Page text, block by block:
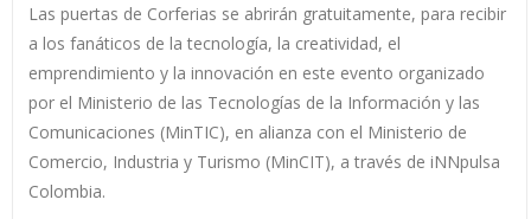
Las puertas de Corferias se abrirán gratuitamente, para recibir
a los fanáticos de la tecnología, la creatividad, el
emprendimiento y la innovación en este evento organizado
por el Ministerio de las Tecnologías de la Información y las
Comunicaciones (MinTIC), en alianza con el Ministerio de
Comercio, Industria y Turismo (MinCIT), a través de iNNpulsa
Colombia.